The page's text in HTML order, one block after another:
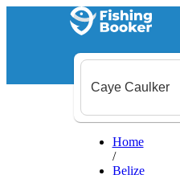
Home
/
Belize